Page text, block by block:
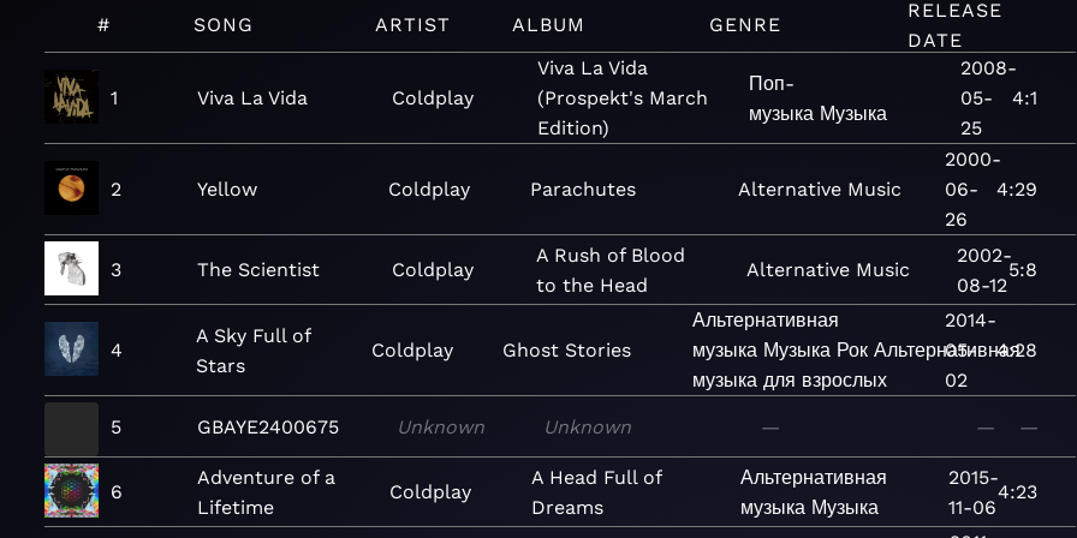
# SONG ARTIST ALBUM GENRE
RELEASE
DATE
1 Viva La Vida Coldplay
Viva La Vida
(Prospekt's March
Edition)
Поп-
музыка Музыка
2008-
05-
25
4:1
2 Yellow Coldplay Parachutes Alternative Music
2000-
06-
26
4:29
3 The Scientist Coldplay
A Rush of Blood
to the Head
Alternative Music
2002-
08-12
5:8
4
A Sky Full of
Stars
Coldplay Ghost Stories
Альтернативная
музыка Музыка Рок Альтернативная
музыка для взрослых
2014-
05-
02
4:28
5 GBAYE2400675 Unknown Unknown — — —
6
Adventure of a
Lifetime
Coldplay
A Head Full of
Dreams
Альтернативная
музыка Музыка
2015-
11-06
4:23